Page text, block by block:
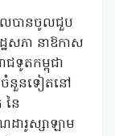
លបានចូលជួប
ឋសភា នាឱកាស
ជទូតកម្ពុជា
ចំនួនទៀតនៅ
នៃ
ដារូស្សាឡាម